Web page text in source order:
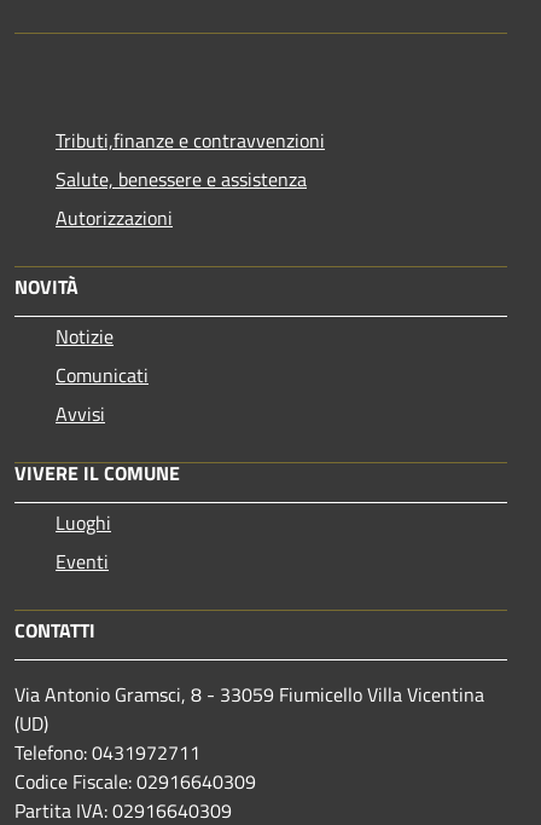
Tributi,finanze e contravvenzioni
Salute, benessere e assistenza
Autorizzazioni
NOVITÀ
Notizie
Comunicati
Avvisi
VIVERE IL COMUNE
Luoghi
Eventi
CONTATTI
Via Antonio Gramsci, 8 - 33059 Fiumicello Villa Vicentina
(UD)
Telefono: 0431972711
Codice Fiscale: 02916640309
Partita IVA: 02916640309